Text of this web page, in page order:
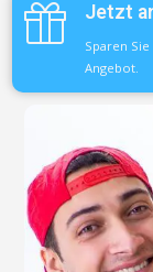
Jetzt
Sparen
Angebot.